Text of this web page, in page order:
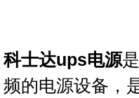
科士达ups电源
频的电源设备，